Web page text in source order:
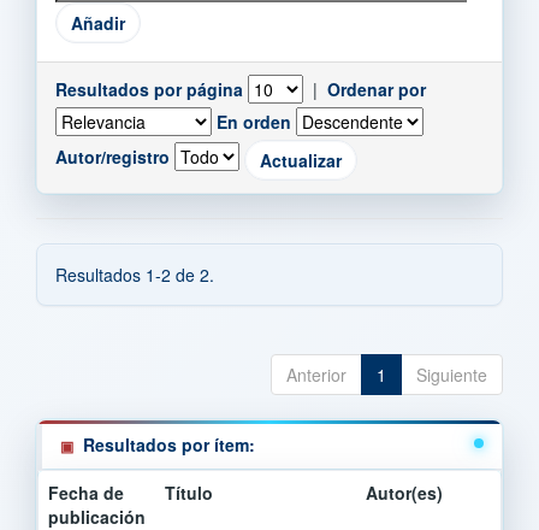
Resultados por página | Ordenar por
En orden
Autor/registro
Resultados 1-2 de 2.
Anterior 1 Siguiente
Resultados por ítem:
Fecha de
publicación
Título Autor(es)